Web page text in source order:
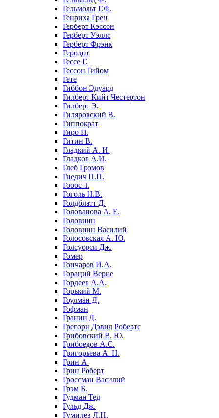
Гельмольт Г.Ф.
Генриха Грец
Герберт Кэссон
Герберт Уэллс
Герберт Фрэнк
Геродот
Гессе Г.
Гессон Гийом
Гете
Гиббон Эдуард
Гилберт Кийт Честертон
Гилберт Э.
Гиляровский В.
Гиппократ
Гиро П.
Гитин В.
Гладкий А. И.
Гладков А.И.
Глеб Громов
Гнедич П.П.
Гоббс Т.
Гоголь Н.В.
Голдблатт Д.
Голованова А. Е.
Головнин
Головнин Василий
Голосовская А. Ю.
Голсуорси Дж.
Гомер
Гончаров И.А.
Гораций Верне
Гордеев А.А.
Горький М.
Гоулман Д.
Гофман
Гранин Д.
Грегори Дэвид Робертс
Грибовский В. Ю.
Грибоедов А.С.
Григорьева А. Н.
Грин А.
Грин Роберт
Гроссман Василий
Грэм Б.
Гудман Тед
Гульд Дж.
Гумилев Л.Н.